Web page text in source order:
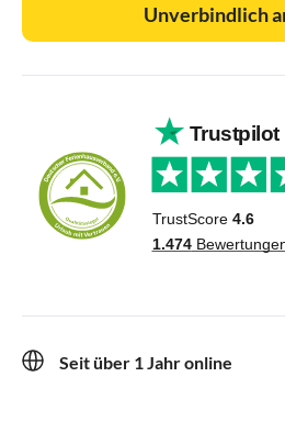
Unverbindlich
Seit über 1 Jahr online